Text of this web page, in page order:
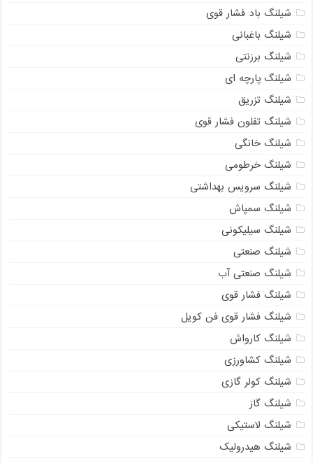
شیلنگ باد فشار قوی
شیلنگ باغبانی
شیلنگ برزنتی
شیلنگ پارچه‌ ای
شیلنگ تزریق
شیلنگ تفلون فشار قوی
شیلنگ خانگی
شیلنگ خرطومی
شیلنگ سرویس بهداشتی
شیلنگ سمپاش
شیلنگ سیلیکونی
شیلنگ صنعتی
شیلنگ صنعتی آب
شیلنگ فشار قوی
شیلنگ فشار قوی فن کویل
شیلنگ کارواش
شیلنگ کشاورزی
شیلنگ کولر گازی
شیلنگ گاز
شیلنگ لاستیکی
شیلنگ هیدرولیک